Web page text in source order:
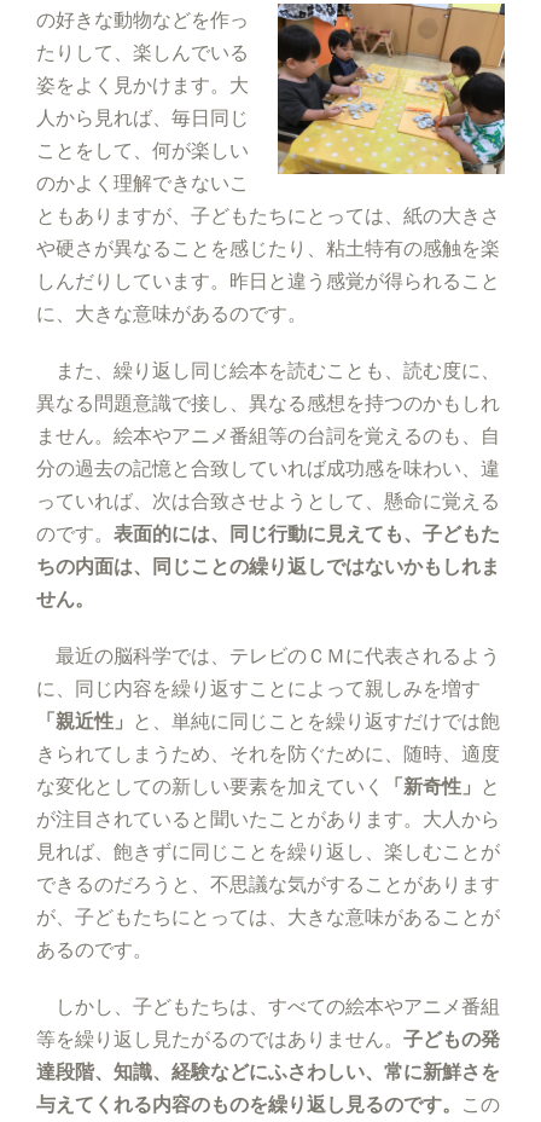
の好きな動物などを作っ
たりして、楽しんでいる
姿をよく見かけます。大
人から見れば、毎日同じ
ことをして、何が楽しい
のかよく理解できないこ
ともありますが、子どもたちにとっては、紙の大きさ
や硬さが異なることを感じたり、粘土特有の感触を楽
しんだりしています。昨日と違う感覚が得られること
に、大きな意味があるのです。
また、繰り返し同じ絵本を読むことも、読む度に、
異なる問題意識で接し、異なる感想を持つのかもしれ
ません。絵本やアニメ番組等の台詞を覚えるのも、自
分の過去の記憶と合致していれば成功感を味わい、違
っていれば、次は合致させようとして、懸命に覚える
のです。 表面的には、同じ行動に見えても、子どもた
ちの内面は、同じことの繰り返しではないかもしれま
せん。
最近の脳科学では、テレビのＣＭに代表されるよう
に、同じ内容を繰り返すことによって親しみを増す
「親近性」 と、単純に同じことを繰り返すだけでは飽
きられてしまうため、それを防ぐために、随時、適度
な変化としての新しい要素を加えていく
「新奇性」 と
が注目されていると聞いたことがあります。大人から
見れば、飽きずに同じことを繰り返し、楽しむことが
できるのだろうと、不思議な気がすることがあります
が、子どもたちにとっては、大きな意味があることが
あるのです。
しかし、子どもたちは、すべての絵本やアニメ番組
等を繰り返し見たがるのではありません。 子どもの発
達段階、知識、経験などにふさわしい、常に新鮮さを
与えてくれる内容のものを繰り返し見るのです。 この